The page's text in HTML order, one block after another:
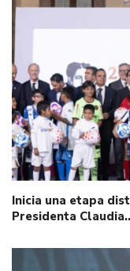
Inicia una etapa
Presidenta